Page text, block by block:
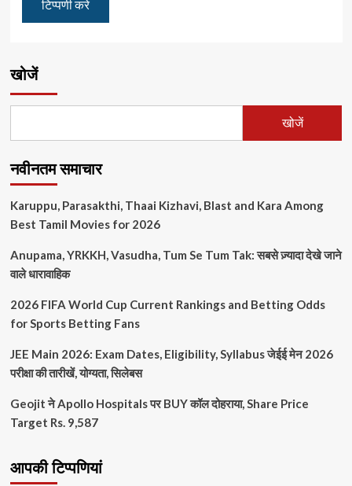
खोजें
खोजें
नवीनतम समाचार
Karuppu, Parasakthi, Thaai Kizhavi, Blast and Kara Among
Best Tamil Movies for 2026
Anupama, YRKKH, Vasudha, Tum Se Tum Tak: सबसे ज़्यादा देखे जाने
वाले धारावाहिक
2026 FIFA World Cup Current Rankings and Betting Odds
for Sports Betting Fans
JEE Main 2026: Exam Dates, Eligibility, Syllabus जेईई मेन 2026
परीक्षा की तारीखें, योग्यता, सिलेबस
Geojit ने Apollo Hospitals पर BUY कॉल दोहराया, Share Price
Target Rs. 9,587
आपकी टिप्पणियां